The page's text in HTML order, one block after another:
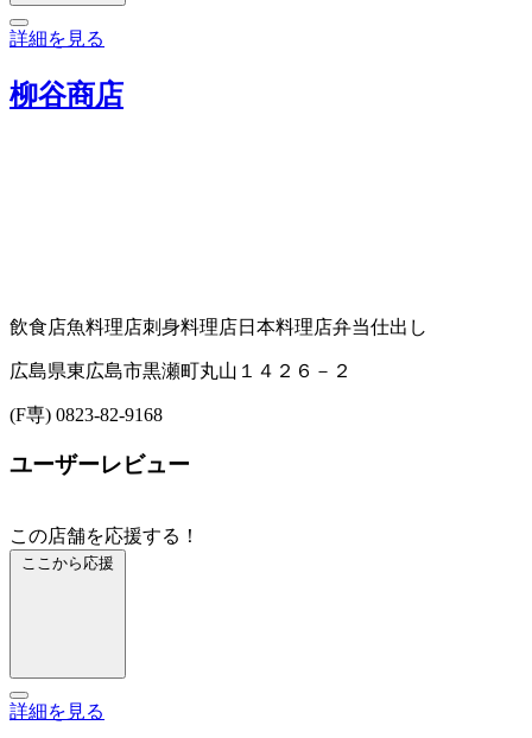
詳細を見る
柳谷商店
飲食店魚料理店刺身料理店日本料理店弁当仕出し
広島県東広島市黒瀬町丸山１４２６－２
(F専) 0823-82-9168
ユーザーレビュー
この店舗を応援する！
ここから応援
詳細を見る